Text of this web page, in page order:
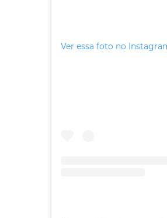
Ver essa foto no